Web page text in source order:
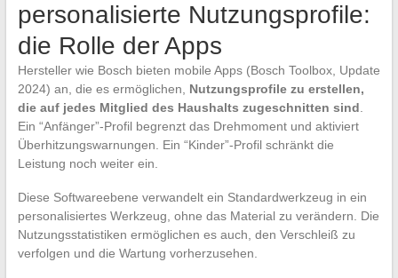
personalisierte Nutzungsprofile:
die Rolle der Apps
Hersteller wie Bosch bieten mobile Apps (Bosch Toolbox, Update
2024) an, die es ermöglichen, Nutzungsprofile zu erstellen,
die auf jedes Mitglied des Haushalts zugeschnitten sind.
Ein “Anfänger”-Profil begrenzt das Drehmoment und aktiviert
Überhitzungswarnungen. Ein “Kinder”-Profil schränkt die
Leistung noch weiter ein.
Diese Softwareebene verwandelt ein Standardwerkzeug in ein
personalisiertes Werkzeug, ohne das Material zu verändern. Die
Nutzungsstatistiken ermöglichen es auch, den Verschleiß zu
verfolgen und die Wartung vorherzusehen.